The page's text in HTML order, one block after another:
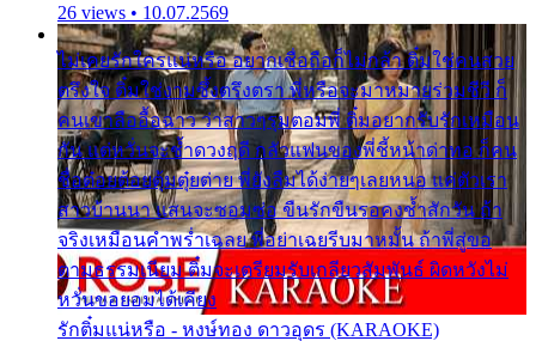
26 views • 10.07.2569
ไม่เคยรักใครแน่หรือ อยากเชื่อถือก็ไม่กล้า ติ๋มใช่คนสวย
ตรึงใจ ติ๋มใช่งามซึ้งตรึงตรา พี่หรือจะมาหมายร่วมชีวี ก็
คนเขาลืออื้อฉาว ว่าสาวๆรุมตอมพี่ ติ๋มอยากรับรักเหมือน
กัน แต่หวั่นจะช้ำดวงฤดี กลัวแฟนของพี่ชี้หน้าด่าทอ ก็คน
ชื่อต๋อยต้อยตุ้มตุ๋ยต่าย พี่ยังลืมได้ง่ายๆเลยหนอ แค่ตัวเรา
สาวบ้านนา แสนจะซอมซ่อ ขืนรักขืนรอคงช้ำสักวัน ถ้า
จริงเหมือนคำพร่ำเฉลย พี่อย่าเฉยรีบมาหมั้น ถ้าพี่สู่ขอ
ตามธรรมเนียม ติ๋มจะเตรียมรับเกลียวสัมพันธ์ ผิดหวังไม่
หวั่นขอยอมได้เคียง
รักติ๋มแน่หรือ - หงษ์ทอง ดาวอุดร (KARAOKE)